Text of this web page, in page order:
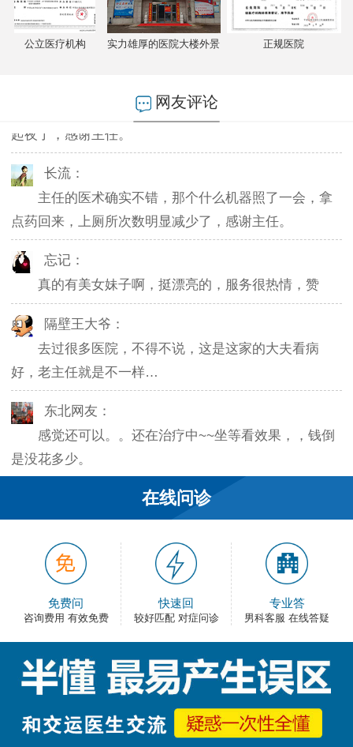
公立医疗机构 实力雄厚的医院大楼外景 正规医院
网友评论
医院环境不错，就是人有点多，多亏手机预约了，
不然排队都要排好久…
陪老公一块去的，环境不错，第二天老公就不怎么
长流：
主任的医术确实不错，那个什么机器照了一会，拿
点药回来，上厕所次数明显减少了，感谢主任。
忘记：
真的有美女妹子啊，挺漂亮的，服务很热情，赞
隔壁王大爷：
去过很多医院，不得不说，这是这家的大夫看病
好，老主任就是不一样…
东北网友：
感觉还可以。。还在治疗中~~坐等看效果，，钱倒
是没花多少。
和平网友：
护士都很不错，服务好热情，看病很舒心。
卡佛：
手术费用还能接受，早上去的，下午就正常上班
了，出血不多，还不错。
大叔：
在线问诊
免费问
咨询费用 有效免费
快速回
较好匹配 对症问诊
专业答
男科客服 在线答疑